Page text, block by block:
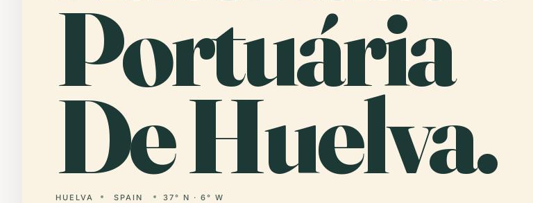
Portuária
De Huelva.
HUELVA SPAIN 37° N · 6° W